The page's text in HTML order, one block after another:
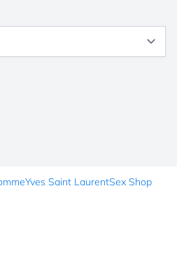
Yves Saint LaurentSex Shop